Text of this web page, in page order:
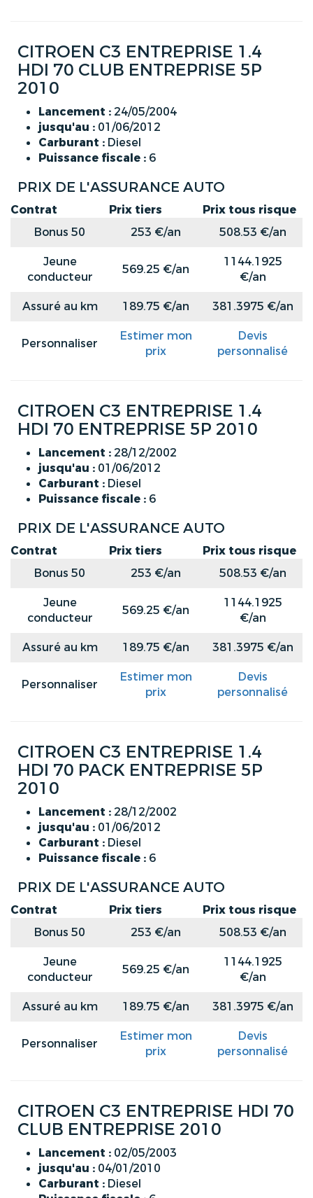
CITROEN C3 ENTREPRISE 1.4
HDI 70 CLUB ENTREPRISE 5P
2010
Lancement : 24/05/2004
jusqu'au : 01/06/2012
Carburant : Diesel
Puissance fiscale : 6
PRIX DE L'ASSURANCE AUTO
Contrat Prix tiers
Prix tous risque
Bonus 50
253 €/an
508.53 €/an
Jeune
conducteur
569.25 €/an
1144.1925
€/an
Assuré au km
189.75 €/an 381.3975 €/an
Personnaliser
Estimer mon
prix
Devis
personnalisé
CITROEN C3 ENTREPRISE 1.4
HDI 70 ENTREPRISE 5P 2010
Lancement : 28/12/2002
jusqu'au : 01/06/2012
Carburant : Diesel
Puissance fiscale : 6
PRIX DE L'ASSURANCE AUTO
Contrat Prix tiers
Prix tous risque
Bonus 50
253 €/an
508.53 €/an
Jeune
conducteur
569.25 €/an
1144.1925
€/an
Assuré au km
189.75 €/an 381.3975 €/an
Personnaliser
Estimer mon
prix
Devis
personnalisé
CITROEN C3 ENTREPRISE 1.4
HDI 70 PACK ENTREPRISE 5P
2010
Lancement : 28/12/2002
jusqu'au : 01/06/2012
Carburant : Diesel
Puissance fiscale : 6
PRIX DE L'ASSURANCE AUTO
Contrat Prix tiers
Prix tous risque
Bonus 50
253 €/an
508.53 €/an
Jeune
conducteur
569.25 €/an
1144.1925
€/an
Assuré au km
189.75 €/an 381.3975 €/an
Personnaliser
Estimer mon
prix
Devis
personnalisé
CITROEN C3 ENTREPRISE HDI 70
CLUB ENTREPRISE 2010
Lancement : 02/05/2003
jusqu'au : 04/01/2010
Carburant : Diesel